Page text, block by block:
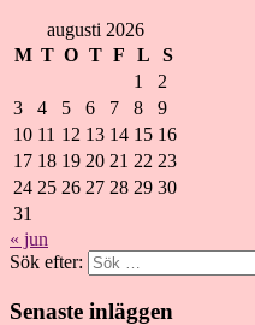
augusti 2026
M T O T F L
S
1
2
3
4 5 6 7 8
9
10 11 12 13 14 15 16
17 18 19 20 21 22 23
24 25 26 27 28 29 30
31
« jun
Sök efter:
Senaste inläggen